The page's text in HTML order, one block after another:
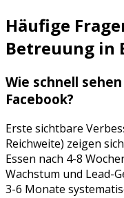
Häufige
Betreuung in
Wie schnell
Facebook?
Erste sichtbare
Reichweite) zeigen
Essen nach 4-8
Wachstum und Lead-
3-6 Monate